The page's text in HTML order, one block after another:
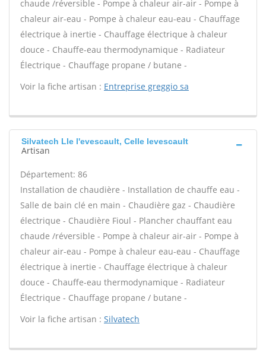
chaude /réversible - Pompe à chaleur air-air - Pompe à
chaleur air-eau - Pompe à chaleur eau-eau - Chauffage
électrique à inertie - Chauffage électrique à chaleur
douce - Chauffe-eau thermodynamique - Radiateur
Électrique - Chauffage propane / butane -
Voir la fiche artisan : Entreprise greggio sa
Silvatech Lle l'evescault, Celle levescault
Artisan
Département: 86
Installation de chaudière - Installation de chauffe eau -
Salle de bain clé en main - Chaudière gaz - Chaudière
électrique - Chaudière Fioul - Plancher chauffant eau
chaude /réversible - Pompe à chaleur air-air - Pompe à
chaleur air-eau - Pompe à chaleur eau-eau - Chauffage
électrique à inertie - Chauffage électrique à chaleur
douce - Chauffe-eau thermodynamique - Radiateur
Électrique - Chauffage propane / butane -
Voir la fiche artisan : Silvatech